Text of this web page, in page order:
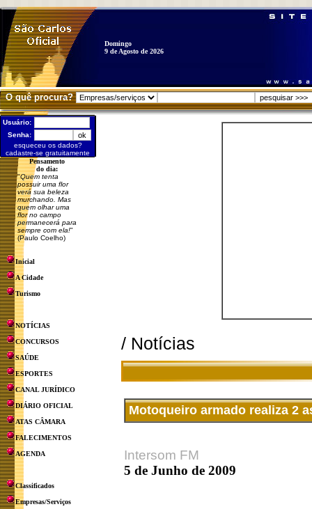
Domingo
9 de Agosto de 2026
O quê procura?
Usuário:
Senha:
esqueceu os dados?
cadastre-se gratuitamente
Pensamento
do dia:
"Quem tenta
possuir uma flor
verá sua beleza
murchando. Mas
quem olhar uma
flor no campo
permanecerá para
sempre com ela!"
(Paulo Coelho)
Inicial
A Cidade
Turismo
NOTÍCIAS
CONCURSOS
SAÚDE
ESPORTES
CANAL JURÍDICO
DIÁRIO OFICIAL
ATAS CÂMARA
FALECIMENTOS
AGENDA
Classificados
Empresas/Serviços
/ Notícias
Motoqueiro armado realiza 2
Intersom FM
5 de Junho de 2009